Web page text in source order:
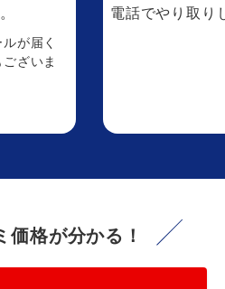
が届く
ざいま
電話でやり取り
格が分かる！